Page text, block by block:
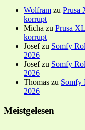
Wolfram zu Prusa
korrupt
Micha zu Prusa
korrupt
Josefzu Somfy
2026
Josefzu Somfy
2026
Thomas zu Somfy
2026
Meistgelesen